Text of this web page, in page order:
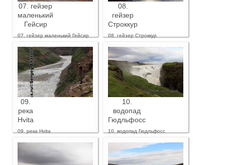
07. гейзер
маленький
Гейсир
07. гейзер маленький Гейсир
08.
гейзер
Строккур
08. гейзер Строккур
09.
река
Hvita
09. река Hvita
10.
водопад
Гюдльфосс
10. водопад Гюдльфосс